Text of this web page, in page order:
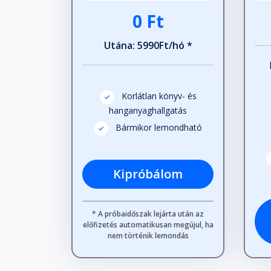
0 Ft
Utána: 5990Ft/hó *
Korlátlan könyv- és
hanganyaghallgatás
Bármikor lemondható
Kipróbálom
* A próbaidőszak lejárta után az
előfizetés automatikusan megújul, ha
nem történik lemondás